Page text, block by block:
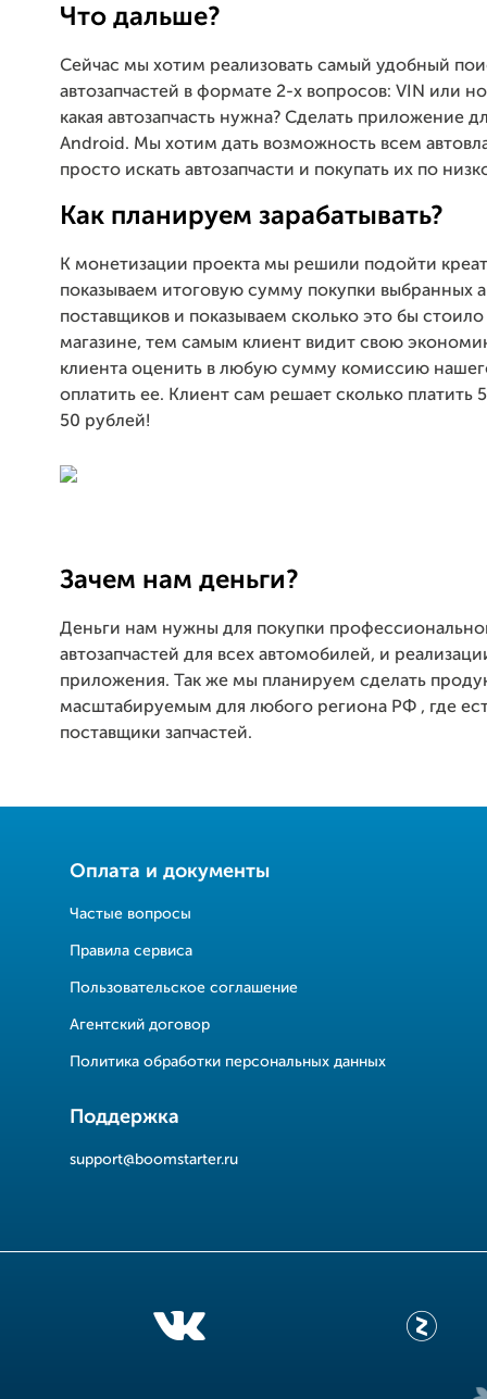
Что дальше?
Сейчас мы хотим реализовать самый удобный
автозапчастей в формате 2-х вопросов: VIN или
какая автозапчасть нужна? Сделать приложение
Android. Мы хотим дать возможность всем
просто искать автозапчасти и покупать их по
Как планируем зарабатывать?
К монетизации проекта мы решили подойти
показываем итоговую сумму покупки выбранных
поставщиков и показываем сколько это бы
магазине, тем самым клиент видит свою
клиента оценить в любую сумму комиссию
оплатить ее. Клиент сам решает сколько платить
50 рублей!
Зачем нам деньги?
Деньги нам нужны для покупки
автозапчастей для всех автомобилей, и
приложения. Так же мы планируем сделать
масштабируемым для любого региона РФ , где
поставщики запчастей.
Оплата и документы
Частые вопросы
Правила сервиса
Пользовательское соглашение
Агентский договор
Политика обработки персональных данных
Поддержка
support@boomstarter.ru